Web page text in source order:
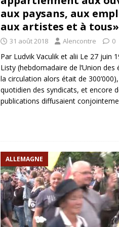
aux paysans, aux
aux artistes et à tous»
31 août 2018 Alencontre 0
Par Ludvik Vaculik et alii Le 27 juin
Listy (hebdomadaire de l’Union des
la circulation alors était de
quotidien des syndicats, et encore
publications diffusaient
ALLEMAGNE